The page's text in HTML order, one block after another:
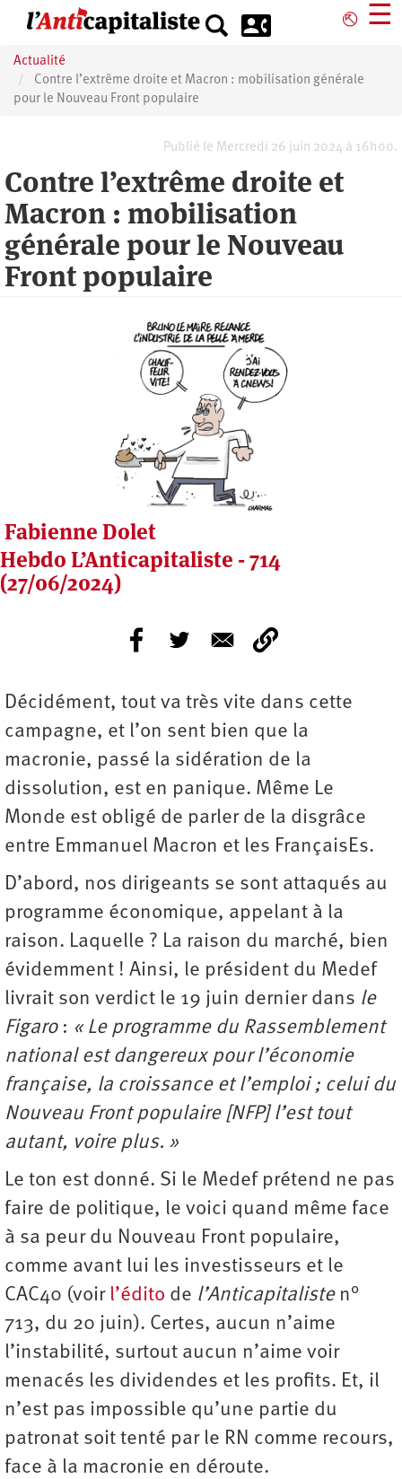
principal
⎋ ☰
Actualité
Contre l’extrême droite et Macron : mobilisation générale
pour le Nouveau Front populaire
Publié le Mercredi 26 juin 2024 à 16h00.
Contre l’extrême droite et
Macron : mobilisation
générale pour le Nouveau
Front populaire
Fabienne Dolet
Hebdo L’Anticapitaliste - 714
(27/06/2024)
Décidément, tout va très vite dans cette
campagne, et l’on sent bien que la
macronie, passé la sidération de la
dissolution, est en panique. Même Le
Monde est obligé de parler de la disgrâce
entre Emmanuel Macron et les FrançaisEs.
D’abord, nos dirigeants se sont attaqués au
programme économique, appelant à la
raison. Laquelle ? La raison du marché, bien
évidemment ! Ainsi, le président du Medef
livrait son verdict le 19 juin dernier dans le
Figaro: « Le programme du Rassemblement
national est dangereux pour l’économie
française, la croissance et l’emploi ; celui du
Nouveau Front populaire [NFP] l’est tout
autant, voire plus. »
Le ton est donné. Si le Medef prétend ne pas
faire de politique, le voici quand même face
à sa peur du Nouveau Front populaire,
comme avant lui les investisseurs et le
CAC40 (voir l’édito de l’Anti­capitalisten°
713, du 20 juin). Certes, aucun n’aime
l’instabilité, surtout aucun n’aime voir
menacés les dividendes et les profits. Et, il
n’est pas impossible qu’une partie du
patronat soit tenté par le RN comme recours,
face à la macronie en déroute.